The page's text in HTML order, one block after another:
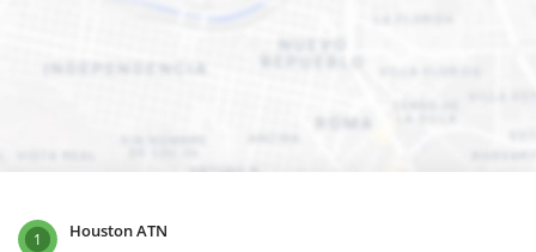
1 Houston ATN